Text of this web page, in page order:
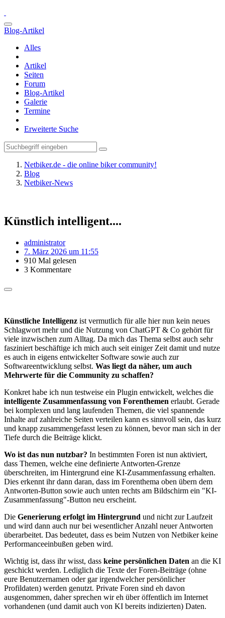
Blog-Artikel
Alles
Artikel
Seiten
Forum
Blog-Artikel
Galerie
Termine
Erweiterte Suche
Netbiker.de - die online biker community!
Blog
Netbiker-News
Künstlich intelligent....
administrator
7. März 2026 um 11:55
910 Mal gelesen
3 Kommentare
Künstliche Intelligenz ist vermutlich für alle hier nun kein neues
Schlagwort mehr und die Nutzung von ChatGPT & Co gehört für
viele inzwischen zum Alltag. Da mich das Thema selbst auch sehr
fasziniert beschäftige ich mich auch seit einiger Zeit damit und nutze
es auch in eigens entwickelter Software sowie auch zur
Softwareentwicklung selbst. Was liegt da näher, um auch
Mehrwerte für die Community zu schaffen?
Konkret habe ich nun testweise ein Plugin entwickelt, welches die
intelligente Zusammenfassung von Forenthemen erlaubt. Gerade
bei komplexen und lang laufenden Themen, die viel spannende
Inhalte auf zahlreiche Seiten verteilen kann es sinnvoll sein, das kurz
und knapp zusammengefasst lesen zu können, bevor man sich in der
Tiefe durch die Beiträge klickt.
Wo ist das nun nutzbar? In bestimmten Foren ist nun aktiviert,
dass Themen, welche eine definierte Antworten-Grenze
überschreiten, im Hintergrund eine KI-Zusammenfassung erhalten.
Dies erkennt ihr dann daran, dass im Forenthema oben übern dem
Antworten-Button sowie auch unten rechts am Bildschirm ein "KI-
Zusammenfassung"-Button neu erscheint.
Die Generierung erfolgt im Hintergrund und nicht zur Laufzeit
und wird dann auch nur bei wesentlicher Anzahl neuer Antworten
überarbeitet. Das bedeutet, dass es beim Nutzen von Netbiker keine
Performanceeinbußen geben wird.
Wichtig ist, dass ihr wisst, dass keine persönlichen Daten an die KI
geschickt werden. Lediglich die Texte der Foren-Beiträge (ohne
eure Benutzernamen oder gar irgendwelcher persönlicher
Profildaten) werden genutzt. Private Foren sind eh davon
ausgenommen, daher sprechen wir eh über öffentlich im Internet
vorhandenen (und damit auch von KI bereits indizierten) Daten.